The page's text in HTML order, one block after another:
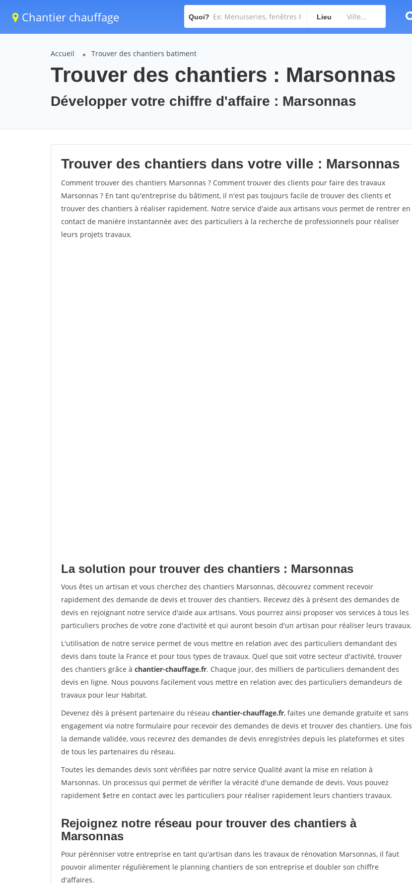
Chantier chauffage Quoi? Lieu
Accueil Trouver des chantiers batiment
Trouver des chantiers : Marsonnas
Développer votre chiffre d'affaire : Marsonnas
Trouver des chantiers dans votre ville : Marsonnas
Comment trouver des chantiers Marsonnas ? Comment trouver des clients pour faire des travaux
Marsonnas ? En tant qu'entreprise du bâtiment, il n'est pas toujours facile de trouver des clients et
trouver des chantiers à réaliser rapidement. Notre service d'aide aux artisans vous permet de rentrer en
contact de manière instantannée avec des particuliers à la recherche de professionnels pour réaliser
leurs projets travaux.
La solution pour trouver des chantiers : Marsonnas
Vous êtes un artisan et vous cherchez des chantiers Marsonnas, découvrez comment recevoir
rapidement des demande de devis et trouver des chantiers. Recevez dès à présent des demandes de
devis en rejoignant notre service d'aide aux artisans. Vous pourrez ainsi proposer vos services à tous les
particuliers proches de votre zone d'activité et qui auront besoin d'un artisan pour réaliser leurs travaux.
L'utilisation de notre service permet de vous mettre en relation avec des particuliers demandant des
devis dans toute la France et pour tous types de travaux. Quel que soit votre secteur d'activité, trouver
des chantiers grâce à chantier-chauffage.fr. Chaque jour, des milliers de particuliers demandent des
devis en ligne. Nous pouvons facilement vous mettre en relation avec des particuliers demandeurs de
travaux pour leur Habitat.
Devenez dès à présent partenaire du réseau chantier-chauffage.fr, faites une demande gratuite et sans
engagement via notre formulaire pour recevoir des demandes de devis et trouver des chantiers. Une fois
la demande validée, vous recevrez des demandes de devis enregistrées depuis les plateformes et sites
de tous les partenaires du réseau.
Toutes les demandes devis sont vérifiées par notre service Qualité avant la mise en relation à
Marsonnas. Un processus qui permet de vérifier la véracité d'une demande de devis. Vous pouvez
rapidement $etre en contact avec les particuliers pour réaliser rapidement leurs chantiers travaux.
Rejoignez notre réseau pour trouver des chantiers à
Marsonnas
Pour pérénniser votre entreprise en tant qu'artisan dans les travaux de rénovation Marsonnas, il faut
pouvoir alimenter régulièrement le planning chantiers de son entreprise et doubler son chiffre
d'affaires.